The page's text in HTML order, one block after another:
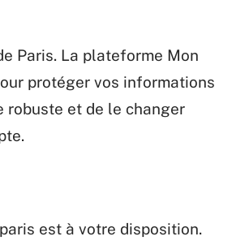
Paris. La plateforme Mon
protéger vos informations
robuste et de le changer
est à votre disposition.